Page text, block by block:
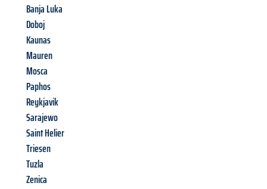
Banja Luka
Doboj
Kaunas
Mauren
Mosca
Paphos
Reykjavik
Sarajewo
Saint Helier
Triesen
Tuzla
Zenica